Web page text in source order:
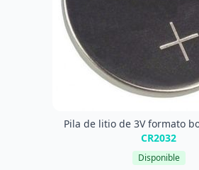
Pila de litio de 3V formato
CR2032
Disponible